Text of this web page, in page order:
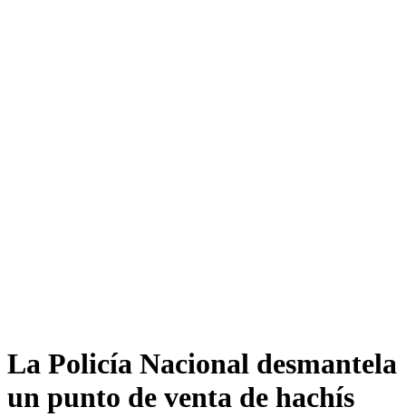
La Policía Nacional desmantela
un punto de venta de hachís